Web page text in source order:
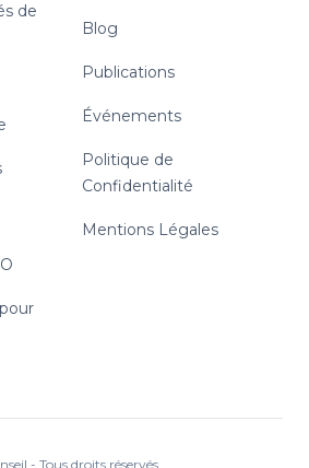
de
Blog
Publications
Événements
Politique de
Confidentialité
Mentions Légales
- Tous droits réservés.